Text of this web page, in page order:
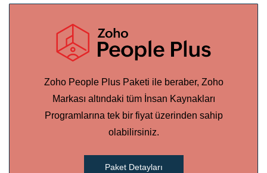
Zoho People Plus Paketi ile beraber, Zoho
Markası altındaki tüm İnsan Kaynakları
Programlarına tek bir fiyat üzerinden sahip
olabilirsiniz.
Paket Detayları